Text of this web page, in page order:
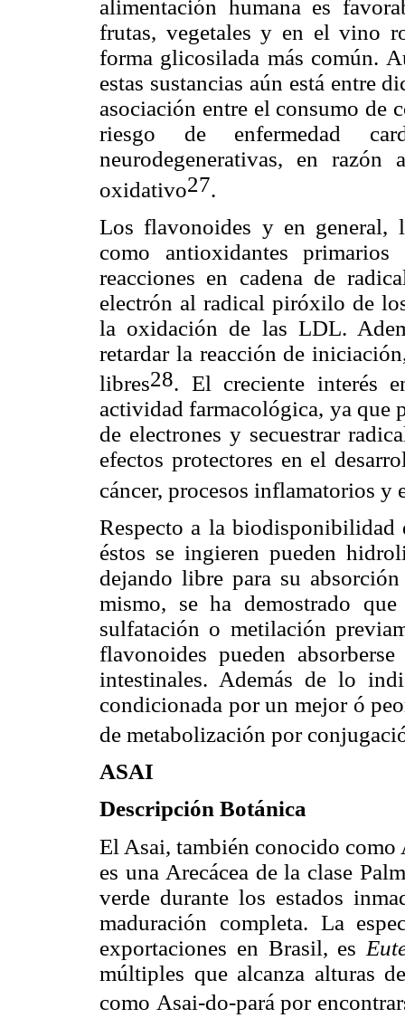
alimentación humana es
frutas, vegetales y en el vino
forma glicosilada más común.
estas sustancias aún está entre
asociación entre el consumo de
riesgo de enfermedad
neurodegenerativas, en
oxidativo27.
Los flavonoides y en general,
como antioxidantes
reacciones en cadena de
electrón al radical piróxilo de
la oxidación de las LDL.
retardar la reacción de
libres28. El creciente interés
actividad farmacológica, ya que
de electrones y secuestrar
efectos protectores en el
cáncer, procesos inflamatorios y
Respecto a la biodisponibilidad
éstos se ingieren pueden
dejando libre para su
mismo, se ha demostrado
sulfatación o metilación
flavonoides pueden
intestinales. Además de lo
condicionada por un mejor ó
de metabolización por
ASAI
Descripción Botánica
El Asai, también conocido como
es una Arecácea de la clase
verde durante los estados
maduración completa. La
exportaciones en Brasil, es
múltiples que alcanza alturas
como Asai-do-pará por